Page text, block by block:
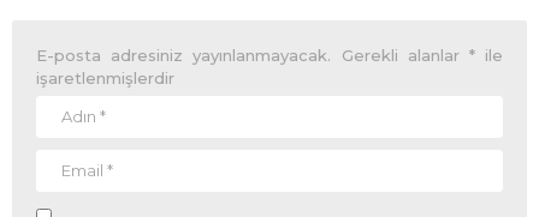
E-posta adresiniz yayınlanmayacak. Gerekli alanlar *ile
işaretlenmişlerdir